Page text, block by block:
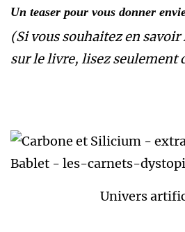
Un teaser pour vous donner
(Si vous souhaitez en
sur le livre, lisez seulement
Univers